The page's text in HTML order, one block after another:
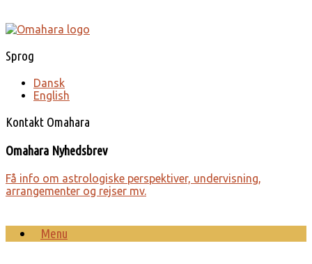
til
indhold
Sprog
Dansk
English
Kontakt Omahara
Omahara Nyhedsbrev
Få info om astro­lo­giske perspek­tiver, under­visning,
arrange­menter og rejser mv.
Menu